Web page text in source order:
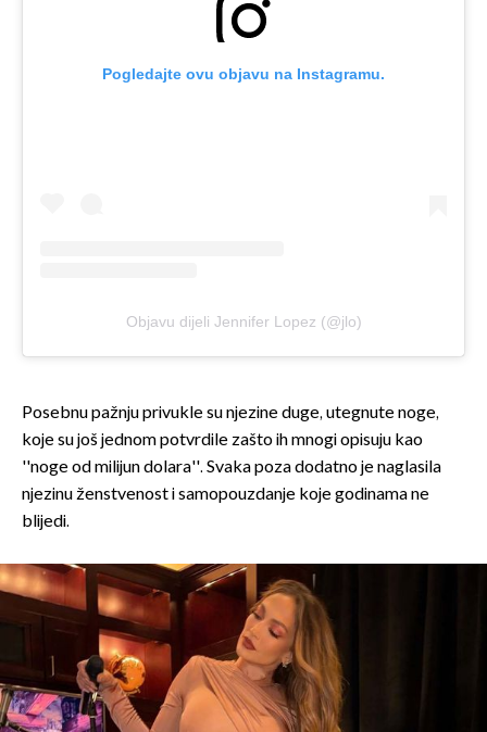
Pogledajte ovu objavu na Instagramu.
Objavu dijeli Jennifer Lopez (@jlo)
Posebnu pažnju privukle su njezine duge, utegnute noge,
koje su još jednom potvrdile zašto ih mnogi opisuju kao
''noge od milijun dolara''. Svaka poza dodatno je naglasila
njezinu ženstvenost i samopouzdanje koje godinama ne
blijedi.